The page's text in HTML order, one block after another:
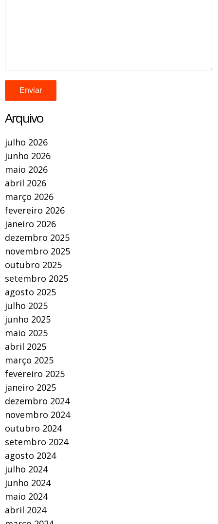
Arquivo
julho 2026
junho 2026
maio 2026
abril 2026
março 2026
fevereiro 2026
janeiro 2026
dezembro 2025
novembro 2025
outubro 2025
setembro 2025
agosto 2025
julho 2025
junho 2025
maio 2025
abril 2025
março 2025
fevereiro 2025
janeiro 2025
dezembro 2024
novembro 2024
outubro 2024
setembro 2024
agosto 2024
julho 2024
junho 2024
maio 2024
abril 2024